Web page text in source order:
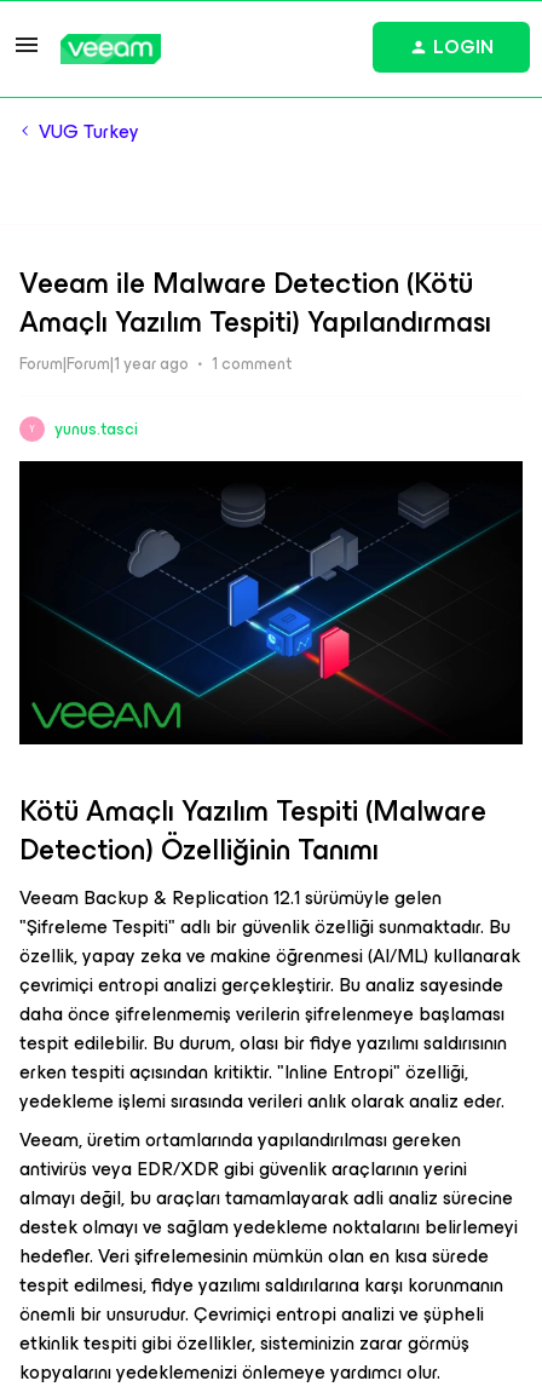
LOGIN
VUG Turkey
Veeam ile Malware Detection (Kötü
Amaçlı Yazılım Tespiti) Yapılandırması
Forum|Forum|1 year ago 1 comment
Y yunus.tasci
Kötü Amaçlı Yazılım Tespiti (Malware
Detection) Özelliğinin Tanımı
Veeam Backup & Replication 12.1 sürümüyle gelen
"Şifreleme Tespiti" adlı bir güvenlik özelliği sunmaktadır. Bu
özellik, yapay zeka ve makine öğrenmesi (AI/ML) kullanarak
çevrimiçi entropi analizi gerçekleştirir. Bu analiz sayesinde
daha önce şifrelenmemiş verilerin şifrelenmeye başlaması
tespit edilebilir. Bu durum, olası bir fidye yazılımı saldırısının
erken tespiti açısından kritiktir. "Inline Entropi" özelliği,
yedekleme işlemi sırasında verileri anlık olarak analiz eder.
Veeam, üretim ortamlarında yapılandırılması gereken
antivirüs veya EDR/XDR gibi güvenlik araçlarının yerini
almayı değil, bu araçları tamamlayarak adli analiz sürecine
destek olmayı ve sağlam yedekleme noktalarını belirlemeyi
hedefler. Veri şifrelemesinin mümkün olan en kısa sürede
tespit edilmesi, fidye yazılımı saldırılarına karşı korunmanın
önemli bir unsurudur. Çevrimiçi entropi analizi ve şüpheli
etkinlik tespiti gibi özellikler, sisteminizin zarar görmüş
kopyalarını yedeklemenizi önlemeye yardımcı olur.